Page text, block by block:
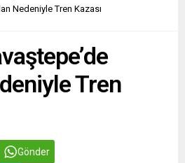
Nedeniyle Tren Kazası
Tren
Gönder